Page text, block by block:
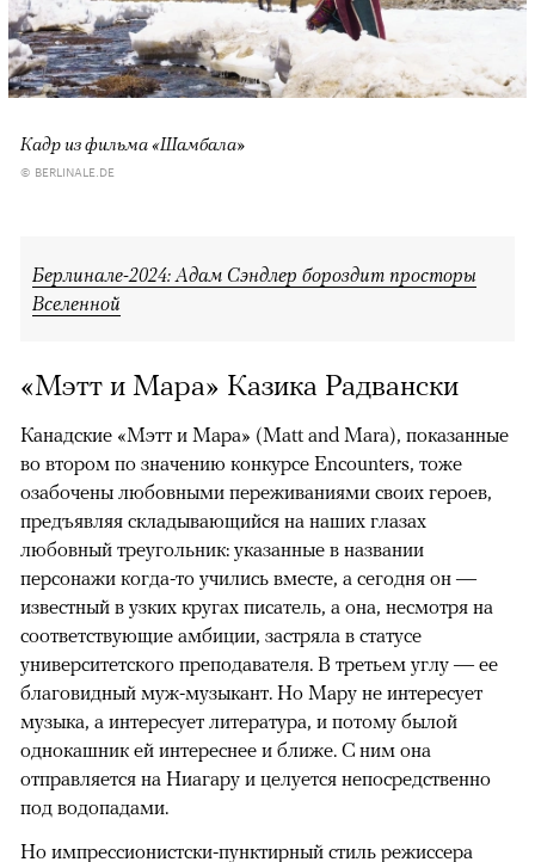
Кадр из фильма «Шамбала»
© BERLINALE.DE
Берлинале-2024: Адам Сэндлер бороздит просторы
Вселенной
«Мэтт и Мара» Казика Радвански
Канадские «Мэтт и Мара» (Matt and Mara), показанные
во втором по значению конкурсе Encounters, тоже
озабочены любовными переживаниями своих героев,
предъявляя складывающийся на наших глазах
любовный треугольник: указанные в названии
персонажи когда-то учились вместе, а сегодня он —
известный в узких кругах писатель, а она, несмотря на
соответствующие амбиции, застряла в статусе
университетского преподавателя. В третьем углу — ее
благовидный муж-музыкант. Но Мару не интересует
музыка, а интересует литература, и потому былой
однокашник ей интереснее и ближе. С ним она
отправляется на Ниагару и целуется непосредственно
под водопадами.
Но импрессионистски-пунктирный стиль режиссера